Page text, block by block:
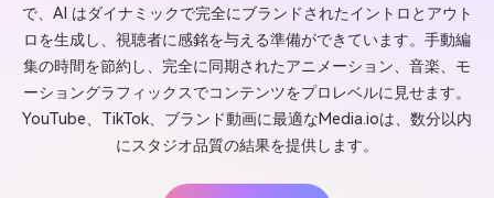
で、AI はダイナミックで完全にブランドされたイントロとアウト
ロを生成し、視聴者に感銘を与える準備ができています。手動編
集の時間を節約し、完全に同期されたアニメーション、音楽、モ
ーショングラフィックスでコンテンツをプロレベルに見せます。
YouTube、TikTok、ブランド動画に最適なMedia.ioは、数分以内
にスタジオ品質の結果を提供します。